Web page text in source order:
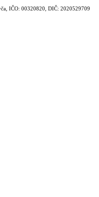
IČO: 00320820, DIČ: 2020529709